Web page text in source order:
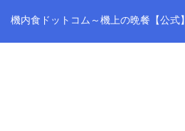
機内食ドットコム～機上の晩餐【公式】